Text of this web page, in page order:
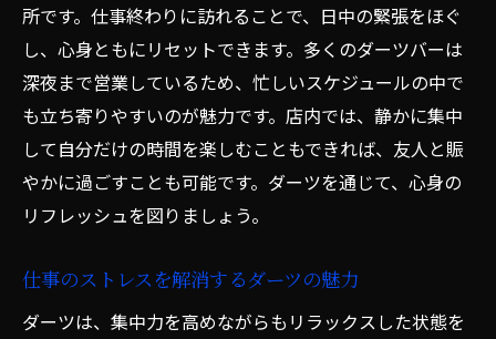
所です。仕事終わりに訪れることで、日中の緊張をほぐ
し、心身ともにリセットできます。多くのダーツバーは
深夜まで営業しているため、忙しいスケジュールの中で
も立ち寄りやすいのが魅力です。店内では、静かに集中
して自分だけの時間を楽しむこともできれば、友人と賑
やかに過ごすことも可能です。ダーツを通じて、心身の
リフレッシュを図りましょう。
仕事のストレスを解消するダーツの魅力
ダーツは、集中力を高めながらもリラックスした状態を